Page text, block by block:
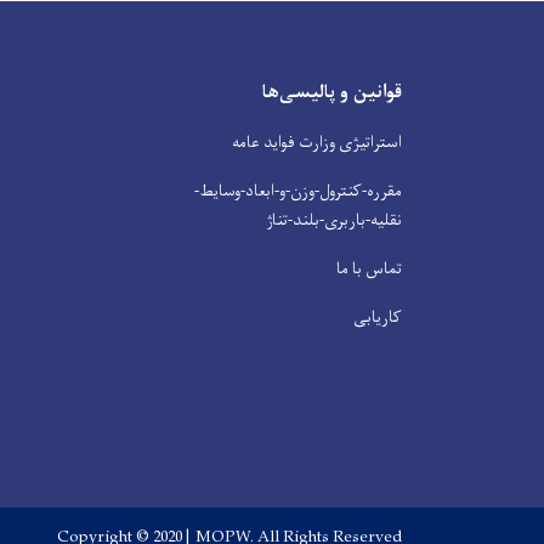
قوانین و پالیسی‌ها
استراتیژی وزارت فواید عامه
مقرره-کنترول-وزن-و-ابعاد-وسایط-
نقلیه-باربری-بلند-تناژ
تماس با ما
کاریابی
Copyright © 2020 | MOPW. All Rights Reserved